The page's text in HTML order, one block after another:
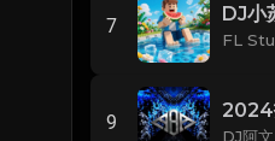
7
DJ小
FL
9
DJ阿